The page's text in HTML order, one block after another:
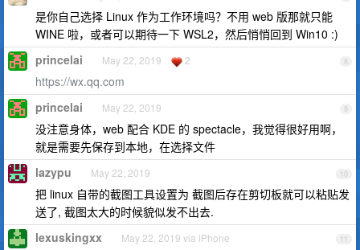
是你自己选择 Linux 作为工作环境吗？不用 web 版那就只能
WINE 啦，或者可以期待一下 WSL2，然后悄悄回到 Win10 :)
8
princelai May 22, 2019 2
https://wx.qq.com
9
princelai May 22, 2019
没注意身体，web 配合 KDE 的 spectacle，我觉得很好用啊，
就是需要先保存到本地，在选择文件
10
lazypu May 22, 2019
把 linux 自带的截图工具设置为 截图后存在剪切板就可以粘贴发
送了, 截图太大的时候貌似发不出去.
11
lexuskingxx May 22, 2019 via iPhone